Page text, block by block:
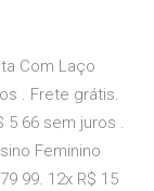
Com Laço
. Frete grátis.
5 66 sem juros .
Feminino
99. 12x R$ 15